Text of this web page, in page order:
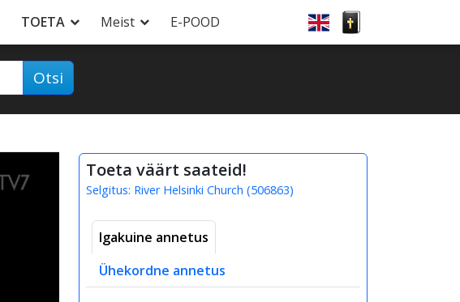
TOETA Meist E-POOD
Otsi
Toeta väärt saateid!
Selgitus: River Helsinki Church (506863)
Igakuine annetus
Ühekordne annetus